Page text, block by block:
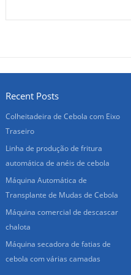
Recent Posts
Colheitadeira de Cebola com Eixo
Traseiro
Linha de produção de fritura
automática de anéis de cebola
Máquina Automática de
Transplante de Mudas de Cebola
Máquina comercial de descascar
chalota
Máquina secadora de fatias de
cebola com várias camadas